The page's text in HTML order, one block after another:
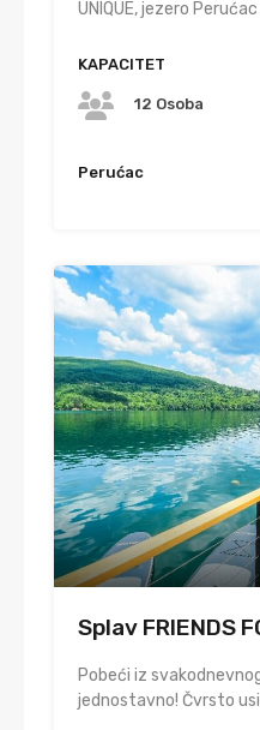
UNIQUE, jezero
KAPACITET
12 Osoba
Perućac
Splav FRIENDS
Pobeći iz
jednostavno! Čvrsto